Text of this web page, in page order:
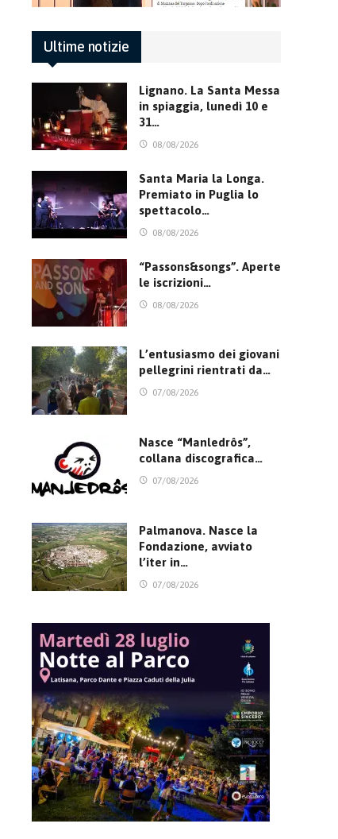
Ultime notizie
Lignano. La Santa Messa
in spiaggia, lunedì 10 e
31…
08/08/2026
Santa Maria la Longa.
Premiato in Puglia lo
spettacolo…
08/08/2026
“Passons&songs”. Aperte
le iscrizioni…
08/08/2026
L’entusiasmo dei giovani
pellegrini rientrati da…
07/08/2026
Nasce “Manledrôs”,
collana discografica…
07/08/2026
Palmanova. Nasce la
Fondazione, avviato
l’iter in…
07/08/2026